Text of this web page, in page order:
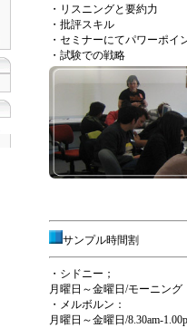
・リスニングと要約力
・批評スキル
・セミナーにてパワーポイ
・試験での戦略
サンプル時間割
・シドニー；
月曜日～金曜日/モーニン
・メルボルン：
月曜日～金曜日/8.30am-